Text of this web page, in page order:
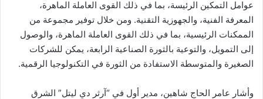
عوامل التمكين الرئيسة، بما في ذلك القوى العاملة الماهرة،
المعرفة الفنية، والجهوزية التقنية. ومن خلال توفير مجموعة من
الممكنات الرئيسية، بما في ذلك القوى العاملة الماهرة، والوصول
إلى التمويل، والتوعية بالثورة الصناعية الرابعة، يمكن للشركات
الصغيرة والمتوسطة الاستفادة من الثورة في التكنولوجيا الرقمية.
وأشار عامر الحاج شاهين، مدير أول في “آرثر دي ليتل” الشرق